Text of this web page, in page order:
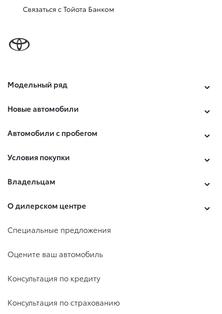
Связаться с Тойота Банком
Модельный ряд
Новые автомобили
Автомобили с пробегом
Условия покупки
Владельцам
О дилерском центре
Специальные предложения
Оцените ваш автомобиль
Консультация по кредиту
Консультация по страхованию